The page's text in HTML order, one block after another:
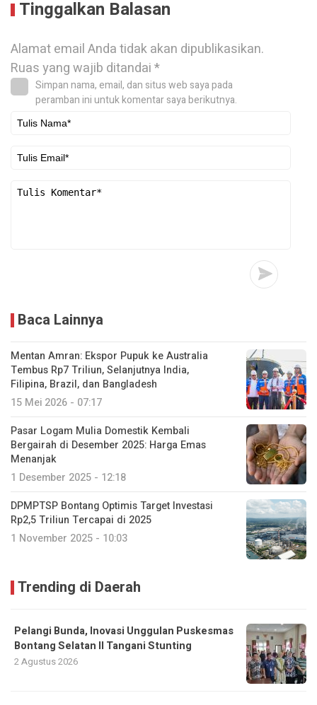
Tinggalkan Balasan
Alamat email Anda tidak akan dipublikasikan.
Ruas yang wajib ditandai*
Simpan nama, email, dan situs web saya pada
peramban ini untuk komentar saya berikutnya.
Baca Lainnya
Mentan Amran: Ekspor Pupuk ke Australia
Tembus Rp7 Triliun, Selanjutnya India,
Filipina, Brazil, dan Bangladesh
15 Mei 2026 - 07:17
Pasar Logam Mulia Domestik Kembali
Bergairah di Desember 2025: Harga Emas
Menanjak
1 Desember 2025 - 12:18
DPMPTSP Bontang Optimis Target Investasi
Rp2,5 Triliun Tercapai di 2025
1 November 2025 - 10:03
Trending di Daerah
Pelangi Bunda, Inovasi Unggulan Puskesmas
Bontang Selatan II Tangani Stunting
2 Agustus 2026